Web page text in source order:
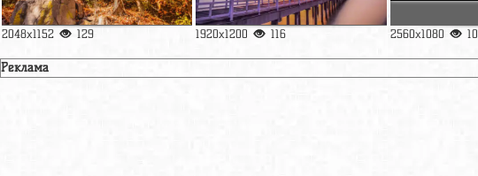
2048x1152 129 1920x1200 116 2560x1080
Реклама